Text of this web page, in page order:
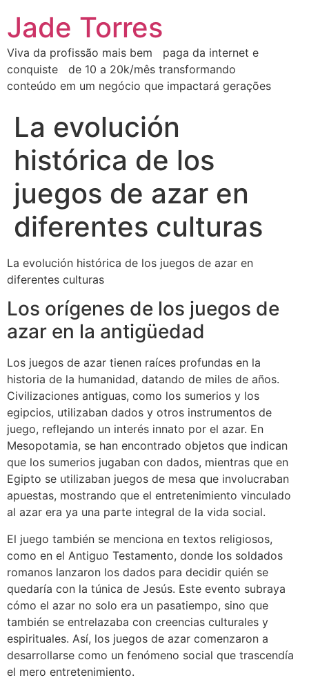
Jade Torres
Viva da profissão mais bem paga da internet e
conquiste de 10 a 20k/mês transformando
conteúdo em um negócio que impactará gerações
La evolución
histórica de los
juegos de azar en
diferentes culturas
La evolución histórica de los juegos de azar en
diferentes culturas
Los orígenes de los juegos de
azar en la antigüedad
Los juegos de azar tienen raíces profundas en la
historia de la humanidad, datando de miles de años.
Civilizaciones antiguas, como los sumerios y los
egipcios, utilizaban dados y otros instrumentos de
juego, reflejando un interés innato por el azar. En
Mesopotamia, se han encontrado objetos que indican
que los sumerios jugaban con dados, mientras que en
Egipto se utilizaban juegos de mesa que involucraban
apuestas, mostrando que el entretenimiento vinculado
al azar era ya una parte integral de la vida social.
El juego también se menciona en textos religiosos,
como en el Antiguo Testamento, donde los soldados
romanos lanzaron los dados para decidir quién se
quedaría con la túnica de Jesús. Este evento subraya
cómo el azar no solo era un pasatiempo, sino que
también se entrelazaba con creencias culturales y
espirituales. Así, los juegos de azar comenzaron a
desarrollarse como un fenómeno social que trascendía
el mero entretenimiento.